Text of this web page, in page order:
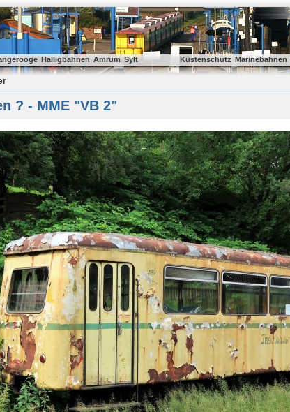
Halligbahnen Amrum Sylt Küstenschutz Marinebahnen
? - MME "VB 2"